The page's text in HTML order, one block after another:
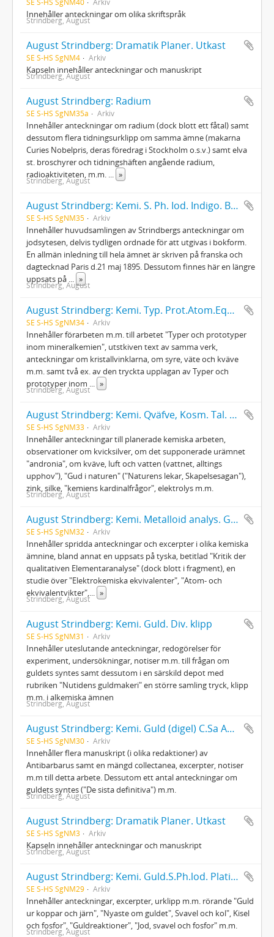
Innehåller anteckningar om olika skriftspråk
Strindberg, August
August Strindberg: Dramatik Planer. Utkast
SE S-HS SgNM4 Arkiv
Kapseln innehåller anteckningar och manuskript
Strindberg, August
August Strindberg: Radium
SE S-HS SgNM35a Arkiv
Innehåller anteckningar om radium (dock blott ett fåtal) samt
dessutom flera tidningsurklipp om samma ämne (makarna
Curies Nobelpris, deras föredrag i Stockholm o.s.v.) samt elva
st. broschyrer och tidningshäften angående radium,
radioaktiviteten, m.m.
»
Strindberg, August
August Strindberg: Kemi. S. Ph. Iod. Indigo. Berlin. B.
SE S-HS SgNM35 Arkiv
Innehåller huvudsamlingen av Strindbergs anteckningar om
jodsytesen, delvis tydligen ordnade för att utgivas i bokform.
En allmän inledning till hela ämnet är skriven på franska och
dagtecknad Paris d.21 maj 1895. Dessutom finnes här en längre
uppsats på
»
Strindberg, August
August Strindberg: Kemi. Typ. Prot.Atom.Equiv. Terma-K.S.O4. Krist. vinkl.
SE S-HS SgNM34 Arkiv
Innehåller förarbeten m.m. till arbetet "Typer och prototyper
inom mineralkemien", utstkiven text av samma verk,
anteckningar om kristallvinklarna, om syre, väte och kväve
m.m. samt två ex. av den tryckta upplagan av Typer och
prototyper inom
»
Strindberg, August
August Strindberg: Kemi. Qväfve, Kosm. Tal. Genesis. Kisel. Hg.Hydros cyl. Silke. Diamanter
SE S-HS SgNM33 Arkiv
Innehåller anteckningar till planerade kemiska arbeten,
observationer om kvicksilver, om det supponerade urämnet
"andronia", om kväve, luft och vatten (vattnet, alltings
upphov"), "Gud i naturen" ("Naturens lekar, Skapelsesagan"),
zink, silke, "kemiens kardinalfrågor", elektrolys m.m.
Strindberg, August
August Strindberg: Kemi. Metalloid analys. Guld. Met.gångar
SE S-HS SgNM32 Arkiv
Innehåller spridda anteckningar och excerpter i olika kemiska
ämnine, bland annat en uppsats på tyska, betitlad "Kritik der
qualitativen Elementaranalyse" (dock blott i fragment), en
studie över "Elektrokemiska ekvivalenter", "Atom- och
ekvivalentvikter",
»
Strindberg, August
August Strindberg: Kemi. Guld. Div. klipp
SE S-HS SgNM31 Arkiv
Innehåller uteslutande anteckningar, redogörelser för
experiment, undersökningar, notiser m.m. till frågan om
guldets syntes samt dessutom i en särskild depot med
rubriken "Nutidens guldmakeri" en större samling tryck, klipp
m.m. i alkemiska ämnen
Strindberg, August
August Strindberg: Kemi. Guld (digel) C.Sa Antibarbarus
SE S-HS SgNM30 Arkiv
Innehåller flera manuskript (i olika redaktioner) av
Antibarbarus samt en mängd collectanea, excerpter, notiser
m.m till detta arbete. Dessutom ett antal anteckningar om
guldets syntes ("De sista definitiva") m.m.
Strindberg, August
August Strindberg: Dramatik Planer. Utkast
SE S-HS SgNM3 Arkiv
Kapseln innehåller anteckningar och manuskript
Strindberg, August
August Strindberg: Kemi. Guld.S.Ph.lod. Platina
SE S-HS SgNM29 Arkiv
Innehåller anteckningar, excerpter, urklipp m.m. rörande "Guld
ur koppar och järn", "Nyaste om guldet", Svavel och kol", Kisel
och fosfor", "Guldreaktioner", "Jod, svavel och fosfor" m.m.
Strindberg, August